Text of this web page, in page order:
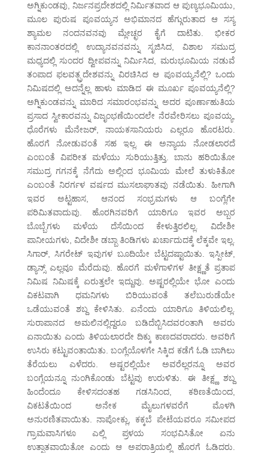
ಅಗ್ನಿಕುಂಡವು, ನಿರ್ಜನಪ್ರದೇಶದಲ್ಲಿ ನಿರ್ಮಿತವಾದ ಆ ಪುಣ್ಯಭೂಮಿಯು,
ಮೂಲ ಪುರುಷ ಪೂವಯ್ಯನ ಅಭಿಮಾನದ ಹೆಗ್ಗುರುತಾದ ಆ ಸಸ್ಯ
ಶ್ಯಾಮಲ ನಂದನವನವು ಮ್ಲೇಚ್ಛರ ಕೈಗೆ ದಾಟಿತು. ಭೀಕರ
ಕಾನನಾಂತರದಲ್ಲಿ ಉದ್ಯಾನವನವನ್ನು ಸೃಜಿಸಿದ, ವಿಶಾಲ ಸಮುದ್ರ
ಮಧ್ಯದಲ್ಲಿ ಸುಂದರ ದ್ವೀಪವನ್ನು ನಿರ್ಮಿಸಿದ, ಮರುಭೂಮಿಯ ನಡುವೆ
ತಂಪಾದ ಫಲವತ್ಪ್ರದೇಶವನ್ನು ವಿರಚಿಸಿದ ಆ ಪೂವಯ್ಯನೆಲ್ಲಿ? ಒಂದು
ನಿಮಿಷದಲ್ಲಿ ಅದನ್ನೆಲ್ಲ ಹಾಳು ಮಾಡಿದ ಈ ಮೂರ್ಖ ಪೂವಯ್ಯನೆಲ್ಲಿ?
ಅಗ್ನಿಕುಂಡವನ್ನು ಮಾರಿದ ಸಮಾರಂಭವನ್ನು ಅದರ ಪೂರ್ಣಾಹುತಿಯ
ಪ್ರಸಾದ ಸ್ವೀಕಾರವನ್ನು ವಿಜೃಂಭಣೆಯಿಂದಲೇ ನೆರವೇರಿಸಲು ಪೂವಯ್ಯ,
ಧೊರೆಗಳು ಮೆನೇಜರ್, ನಾಯಕಸಾನಿಯರು ಎಲ್ಲರೂ ಹೊರಟರು.
ಹೊರಗೆ ನೋಡುವಂತೆ ಸಹ ಇಲ್ಲ. ಈ ಅನ್ಯಾಯ ನೋಡಲಾರದೆ
ಎಂಬಂತೆ ವಿಪರೀತ ಮಳೆಯು ಸುರಿಯುತ್ತಿತ್ತು. ಬಾನು ಹರಿಯಿತೋ
ಸಮುದ್ರ ಗಗನಕ್ಕೆ ನೆಗೆದು ಅಲ್ಲಿಂದ ಭೂಮಿಯ ಮೇಲೆ ತುಳುಕಿತೋ
ಎಂಬಂತೆ ನಿರರ್ಗಳ ವರ್ಷದ ಮುಸಲಾಘಾತವು ನಡೆಯಿತು. ಹೀಗಾಗಿ
ಇವರ ಅಟ್ಟಹಾಸ, ಆನಂದ ಸಂಭ್ರಮಗಳು ಆ ಬಂಗ್ಲೆಗೇ
ಪರಿಮಿತವಾದುವು. ಹೊರಗಿನವರಿಗೆ ಯಾರಿಗೂ ಇವರ ಅಬ್ಬರ
ಬೊಬ್ಬೆಗಳು ಮಳೆಯ ದೆಸೆಯಿಂದ ಕೇಳುತ್ತಿರಲಿಲ್ಲ. ವಿದೇಶೀ
ಪಾನೀಯಗಳು, ವಿದೇಶೀ ಡಬ್ಬಾ ತಿಂಡಿಗಳು ಖರ್ಚಾದುದಕ್ಕೆ ಲೆಕ್ಕವೇ ಇಲ್ಲ.
ಸಿಗಾರ್, ಸಿಗರೇಟ್ ಇವುಗಳ ಬೂದಿಯೇ ಬೆಟ್ಟದಷ್ಟಾಯಿತು. ಇಸ್ಪೀಟ್,
ಡ್ಯಾನ್ಸ್ ಎಲ್ಲವೂ ಮೆರೆದುವು. ಹೊರಗೆ ಮಳೆಗಾಳಿಗಳ ತೀಕ್ಷ್ಣತೆ ಪ್ರತಾಪ
ನಿಮಿಷ ನಿಮಿಷಕ್ಕೆ ಏರುತ್ತಲೇ ಇದ್ದುವು. ಅಷ್ಟರಲ್ಲಿಯೇ ಭೋ ಎಂದು
ವಿಕಟವಾಗಿ ಧಮನಿಗಳು ಬಿರಿಯುವಂತೆ ತಲೆಬುರುಡೆಯೇ
ಒಡೆಯುವಂತೆ ಶಬ್ದ ಕೇಳಿಸಿತು. ಏನೆಂದು ಯಾರಿಗೂ ತಿಳಿಯಲಿಲ್ಲ.
ಸುರಾಪಾನದ ಅಮಲಿನಲ್ಲಿದ್ದರೂ ಬಡಿದೆಬ್ಬಿಸಿದವರಂತಾಗಿ ಅವರು
ಏನಾಯಿತು ಎಂದು ತಿಳಿಯಲಾರದೇ ದಿಕ್ಕು ಕಾಣದವರಾದರು. ಅವರಿಗೆ
ಉಸಿರು ಕಟ್ಟುವಂತಾಯಿತು. ಬಂಗ್ಲೆಯೊಳಗೇ ಸಿಕ್ಕಿದ ಕಡೆಗೆ ಓಡಿ ಬಾಗಿಲು
ತೆರೆಯಲು ಎಳೆದರು. ಅಷ್ಟರಲ್ಲಿಯೇ ಅವರೆಲ್ಲರನ್ನೂ ಅವರ
ಬಂಗ್ಲೆಯನ್ನೂ ನುಂಗಿಕೊಂಡು ಬೆಟ್ಟವು ಉರುಳಿತು. ಈ ತೀಕ್ಷ್ಣ ಶಬ್ದ
ಹಿಂದೆಂದೂ ಕೇಳಿಸದಂತಹ ಗಡಸಿನಿಂದ, ಕಠಿಣತೆಯಿಂದ,
ವಿಕಟತೆಯಿಂದ ಅನೇಕ ಮೈಲುಗಳವರೆಗೆ ಮೊಳಗಿ
ಅನುರಣಿತವಾಯಿತು. ನಾಪೋಕ್ಲು, ಕಕ್ಕಬೆ ಪೇಟೆಯವರೂ ಸಮೀಪದ
ಗ್ರಾಮವಾಸಿಗಳೂ ಎಲ್ಲಿ ಪ್ರಳಯ ಸಂಭವಿಸಿತೋ ಏನು
ಉತ್ಪಾತವಾಯಿತೋ ಎಂದು ಆ ಅಪರಾತ್ರಿಯಲ್ಲಿ ಹೊರಗೆ ಓಡಿದರು.